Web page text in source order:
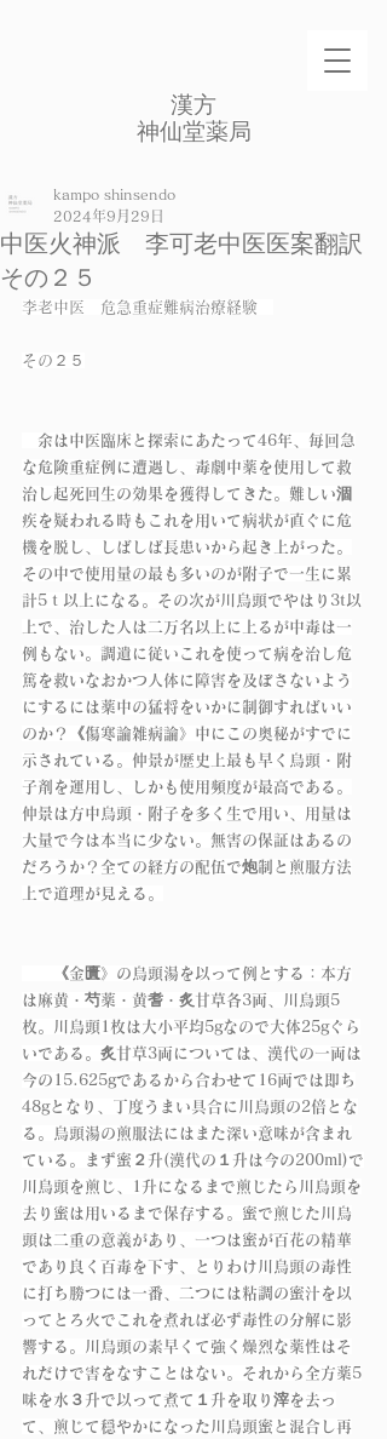
​漢方
​神仙堂薬局
中医火神派 李可老中医医案翻訳
その２５
kampo shinsendo
2024年9月29日
李老中医　危急重症難病治療経験
その２５
余は中医臨床と探索にあたって46年、毎回急
な危険重症例に遭遇し、毒劇中薬を使用して救
治し起死回生の効果を獲得してきた。難しい涸
疾を疑われる時もこれを用いて病状が直ぐに危
機を脱し、しばしば長患いから起き上がった。
その中で使用量の最も多いのが附子で一生に累
計5ｔ以上になる。その次が川烏頭でやはり3t以
上で、治した人は二万名以上に上るが中毒は一
例もない。調遺に従いこれを使って病を治し危
篤を救いなおかつ人体に障害を及ぼさないよう
にするには薬中の猛将をいかに制御すればいい
のか？《傷寒論雑病論》中にこの奥秘がすでに
示されている。仲景が歴史上最も早く烏頭・附
子剤を運用し、しかも使用頻度が最高である。
仲景は方中烏頭・附子を多く生で用い、用量は
大量で今は本当に少ない。無害の保証はあるの
だろうか？全ての経方の配伍で炮制と煎服方法
上で道理が見える。
《金匱》の烏頭湯を以って例とする：本方
は麻黄・芍薬・黄耆・炙甘草各3両、川烏頭5
枚。川烏頭1枚は大小平均5gなので大体25gぐら
いである。炙甘草3両については、漢代の一両は
今の15.625gであるから合わせて16両では即ち
48gとなり、丁度うまい具合に川烏頭の2倍とな
る。烏頭湯の煎服法にはまた深い意味が含まれ
ている。まず蜜２升(漢代の１升は今の200ml)で
川烏頭を煎じ、1升になるまで煎じたら川烏頭を
去り蜜は用いるまで保存する。蜜で煎じた川烏
頭は二重の意義があり、一つは蜜が百花の精華
であり良く百毒を下す、とりわけ川烏頭の毒性
に打ち勝つには一番、二つには粘調の蜜汁を以
ってとろ火でこれを煮れば必ず毒性の分解に影
響する。川烏頭の素早くて強く燥烈な薬性はそ
れだけで害をなすことはない。それから全方薬5
味を水３升で以って煮て１升を取り滓を去っ
て、煎じて穏やかになった川烏頭蜜と混合し再